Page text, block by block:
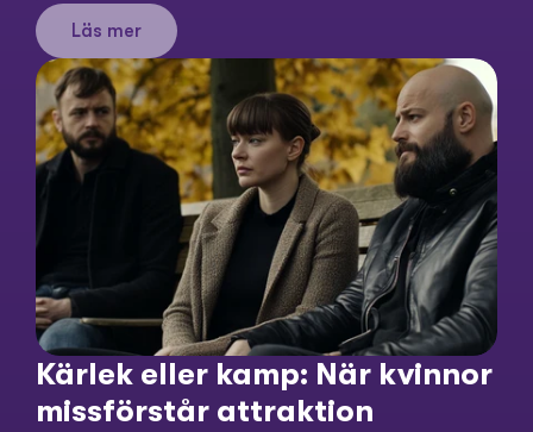
Läs mer
Kärlek eller kamp: När kvinnor
missförstår attraktion